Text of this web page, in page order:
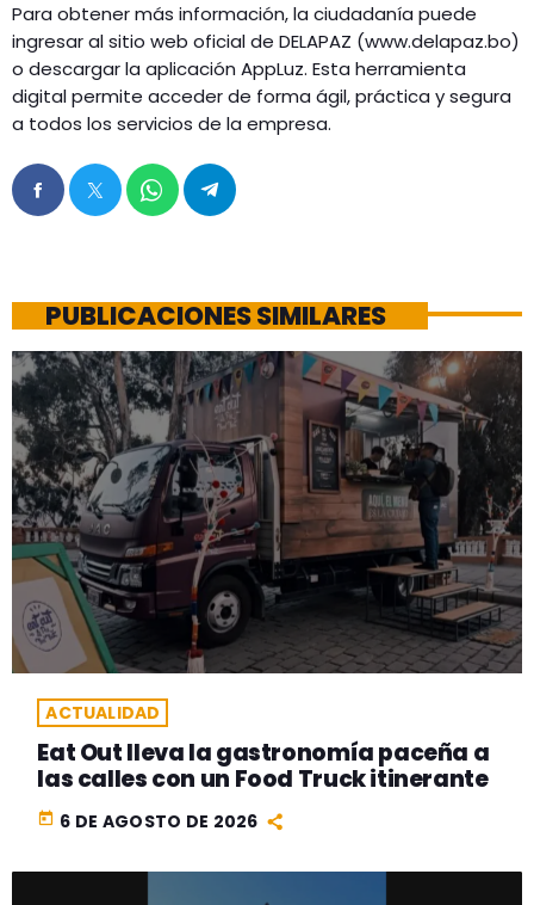
Para obtener más información, la ciudadanía puede
ingresar al sitio web oficial de DELAPAZ (www.delapaz.bo)
o descargar la aplicación AppLuz. Esta herramienta
digital permite acceder de forma ágil, práctica y segura
a todos los servicios de la empresa.
PUBLICACIONES SIMILARES
ACTUALIDAD
Eat Out lleva la gastronomía paceña a
las calles con un Food Truck itinerante
today 6 DE AGOSTO DE 2026